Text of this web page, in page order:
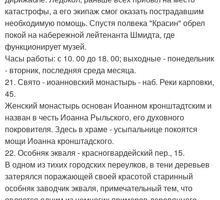
катастрофы, а его экипаж смог оказать пострадавшим
необходимую помощь. Спустя полвека "Красин" обрел
покой на набережной лейтенанта Шмидта, где
функционирует музей.
Часы работы: с 10. 00 до 18. 00; выходные - понедельник
- вторник, последняя среда месяца.
21. Свято - иоанновский монастырь - наб. Реки карповки,
45.
Женский монастырь основан Иоанном кронштадтским и
назван в честь Иоанна Рыльского, его духовного
покровителя. Здесь в храме - усыпальнице покоятся
мощи Иоанна кронштадского.
22. Особняк экваля - красногвардейский пер., 15.
В одном из тихих городских переулков, в тени деревьев
затерялся поражающей своей красотой старинный
особняк заводчик экваля, примечательный тем, что